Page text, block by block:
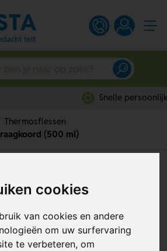
cookies
van cookies en andere
om uw surfervaring
te verbeteren, om
persoonlijke service
Thermosflessen
(500 ml)